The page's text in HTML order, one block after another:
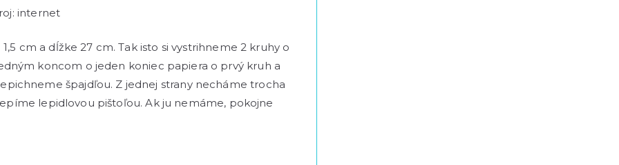
internet
cm a dĺžke 27 cm. Tak isto si vystrihneme 2 kruhy o
koncom o jeden koniec papiera o prvý kruh a
špajdľou. Z jednej strany necháme trocha
lepidlovou pištoľou. Ak ju nemáme, pokojne